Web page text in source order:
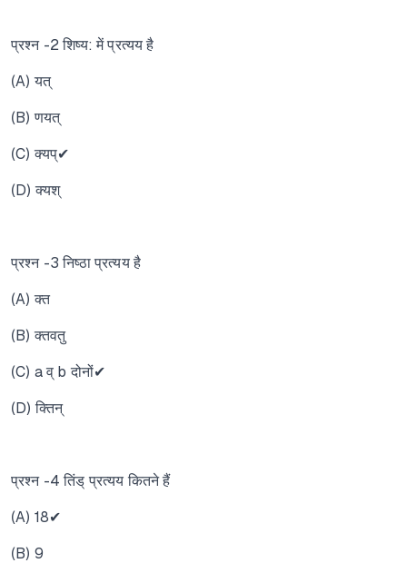
प्रश्न -2 शिष्य: में प्रत्यय है
(A) यत्
(B) णयत्
(C) क्यप्✔
(D) क्यश्
प्रश्न -3 निष्ठा प्रत्यय है
(A) क्त
(B) क्तवतु
(C) a व् b दोनों✔
(D) क्तिन्
प्रश्न -4 तिंड् प्रत्यय कितने हैं
(A) 18✔
(B) 9